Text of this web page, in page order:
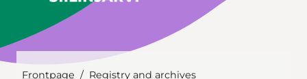
Frontpage Registry and archives